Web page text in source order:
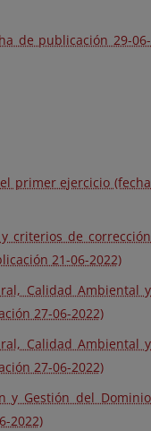
de publicación 29-06-
primer ejercicio (fecha
criterios de corrección
21-06-2022)
Calidad Ambiental y
27-06-2022)
Calidad Ambiental y
27-06-2022)
y Gestión del Dominio
2022)